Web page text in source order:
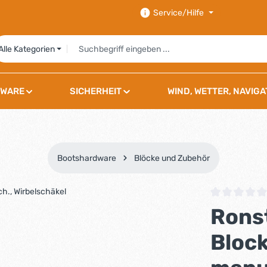
Service/Hilfe
Kategorien
SICHERHEIT WIND, WETTER,
Bootshardware Blöcke und Zubehör